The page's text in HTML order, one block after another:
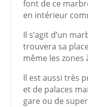
font de ce
en intérieur
Il s’agit d’un
trouvera sa
même les zones
Il est aussi très
et de palaces
gare ou de